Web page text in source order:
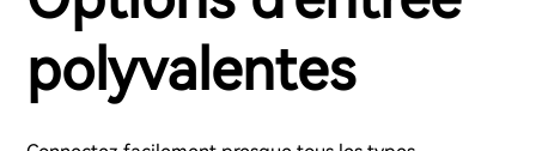
polyvalentes